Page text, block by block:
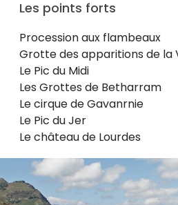
Les points forts
Procession aux flambeaux
Grotte des apparitions de la
Le Pic du Midi
Les Grottes de Betharram
Le cirque de Gavanrnie
Le Pic du Jer
Le château de Lourdes